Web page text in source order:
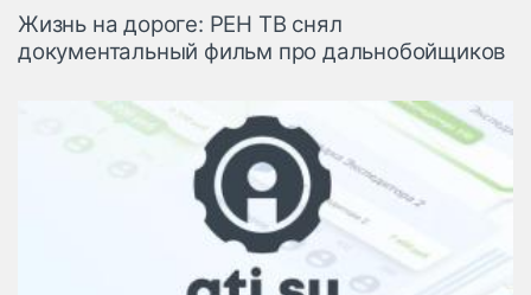
Жизнь на дороге: РЕН ТВ снял
документальный фильм про дальнобойщиков